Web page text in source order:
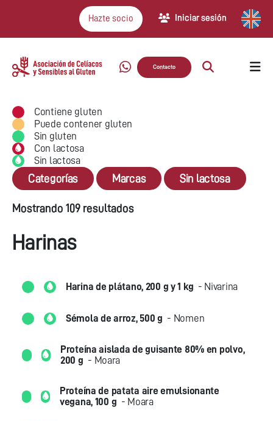
Hazte socio Iniciar sesión
Contacto
Contiene gluten
Puede contener gluten
Sin gluten
Con lactosa
Sin lactosa
Categorías Marcas Sin lactosa
Mostrando 109 resultados
Harinas
Harina de plátano, 200 g y 1 kg - Nivarina
Sémola de arroz, 500 g - Nomen
Proteína aislada de guisante 80% en polvo,
200 g - Moara
Proteína de patata aire emulsionante
vegana, 100 g - Moara